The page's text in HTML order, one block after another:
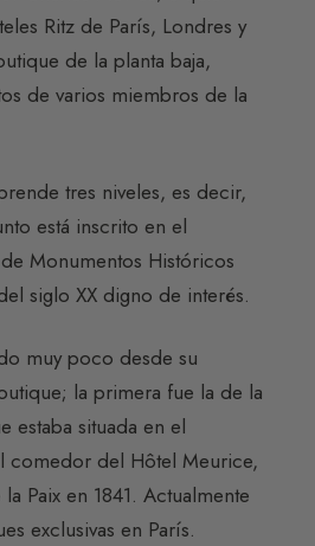
Ritz de París, Londres y
de la planta baja,
de varios miembros de la
tres niveles, es decir,
está inscrito en el
Monumentos Históricos
siglo XX digno de interés.
muy poco desde su
la primera fue la de la
estaba situada en el
comedor del Hôtel Meurice,
Paix en 1841. Actualmente
exclusivas en París.